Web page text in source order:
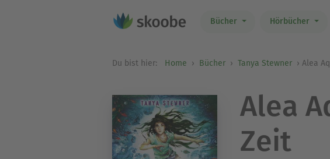
Bücher Hörbücher
Du bist hier: Home Bücher Tanya Stewner Alea
Alea
Zeit